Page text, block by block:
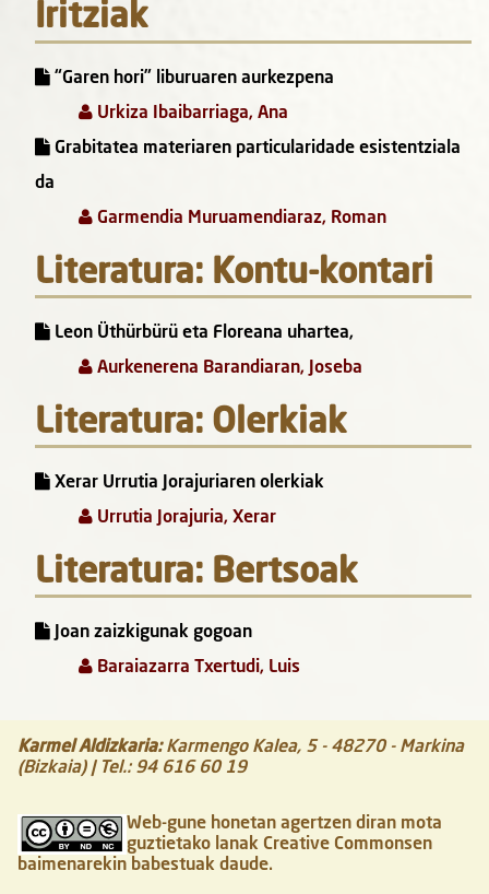
Iritziak
“Garen hori” liburuaren aurkezpena
Urkiza Ibaibarriaga, Ana
Grabitatea materiaren particularidade esistentziala
da
Garmendia Muruamendiaraz, Roman
Literatura: Kontu-kontari
Leon Üthürbürü eta Floreana uhartea,
Aurkenerena Barandiaran, Joseba
Literatura: Olerkiak
Xerar Urrutia Jorajuriaren olerkiak
Urrutia Jorajuria, Xerar
Literatura: Bertsoak
Joan zaizkigunak gogoan
Baraiazarra Txertudi, Luis
Karmel Aldizkaria: Karmengo Kalea, 5 - 48270- Markina
(Bizkaia)| Tel.: 94 616 60 19
Web-gune honetan agertzen diran mota
guztietako lanak Creative Commonsen
baimenarekin babestuak daude.